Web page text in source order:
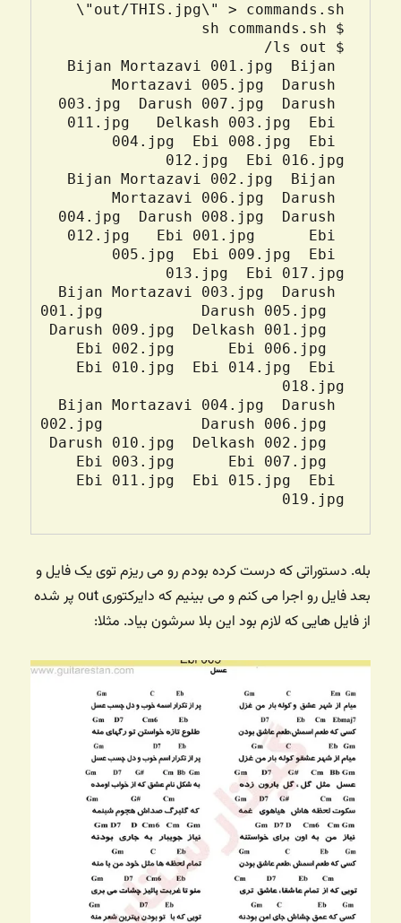
Bijan Mortazavi 001.jpg  Bijan
Mortazavi 005.jpg  Darush
003.jpg  Darush 007.jpg  Darush
011.jpg   Delkash 003.jpg  Ebi
004.jpg  Ebi 008.jpg  Ebi
Bijan Mortazavi 002.jpg  Bijan
Mortazavi 006.jpg  Darush
004.jpg  Darush 008.jpg  Darush
012.jpg   Ebi 001.jpg      Ebi
005.jpg  Ebi 009.jpg  Ebi
Bijan Mortazavi 003.jpg  Darush
001.jpg           Darush 005.jpg
Darush 009.jpg  Delkash 001.jpg
Ebi 002.jpg      Ebi 006.jpg
Ebi 010.jpg  Ebi 014.jpg  Ebi
Bijan Mortazavi 004.jpg  Darush
002.jpg           Darush 006.jpg
Darush 010.jpg  Delkash 002.jpg
Ebi 003.jpg      Ebi 007.jpg
Ebi 011.jpg  Ebi 015.jpg  Ebi
019.jpg
بله. دستوراتی که درست کرده بودم رو می ریزم توی یک فایل و
بعد فایل رو اجرا می کنم و می بینیم که دایرکتوری out پر شده
از فایل هایی که لازم بود این بلا سرشون بیاد. مثلا: